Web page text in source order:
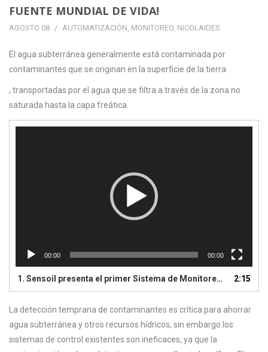
FUENTE MUNDIAL DE VIDA!
AGOSTO 08 AUTOMATIZACIÓN, MONITOREO, NICOLAIDES
El agua subterránea generalmente está contaminada por
contaminantes que se originan en la superficie de la tierra
, transportadas por el agua que se filtra a través de la zona no
saturada hasta la capa freática.
00:00 00:00
1. Sensoil presenta el primer Sistema de Monitoreo de Zona Vadosa en tiempo real, VMS. 2:15
La detección temprana de contaminantes es crítica para ahorrar
agua subterránea y otros recursos hídricos, sin embargo los
sistemas de control existentes son ineficaces, ya que la